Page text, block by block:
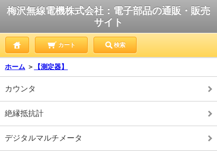
梅沢無線電機株式会社：電子部品の通販・販売
サイト
カート 検索
ホーム ＞ 【測定器】
カウンタ
絶縁抵抗計
デジタルマルチメータ